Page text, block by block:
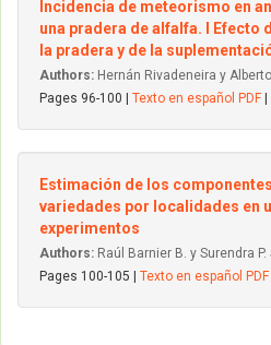
Incidencia de meteorismo en
una pradera de alfalfa. I Efecto
la pradera y de la
Authors: Hernán Rivadeneira y
Pages 96-100 | Texto en español PDF
Estimación de los
variedades por localidades en
experimentos
Authors: Raúl Barnier B. y Surendra P.
Pages 100-105 | Texto en español PDF